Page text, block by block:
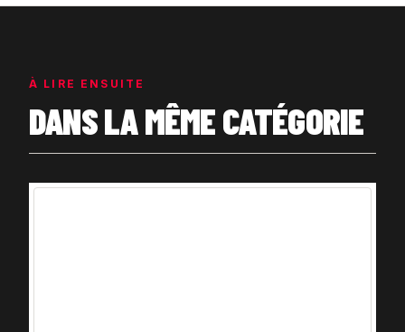
À LIRE ENSUITE
DANS LA MÊME CATÉGORIE